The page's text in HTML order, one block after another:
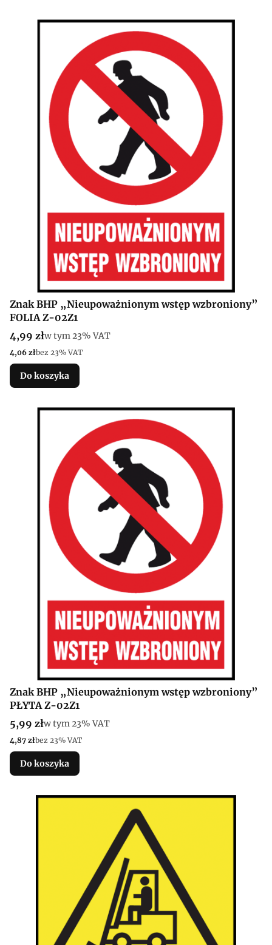
Znak BHP „Nieupoważnionym wstęp wzbroniony”
FOLIA Z-02Z1
Cena brutto
4,99 złw tym %s VAT
w tym23% VAT
Cena netto
4,06 złbez 23% VAT
Do koszyka
Znak BHP „Nieupoważnionym wstęp wzbroniony”
PŁYTA Z-02Z1
Cena brutto
5,99 złw tym %s VAT
w tym23% VAT
Cena netto
4,87 złbez 23% VAT
Do koszyka